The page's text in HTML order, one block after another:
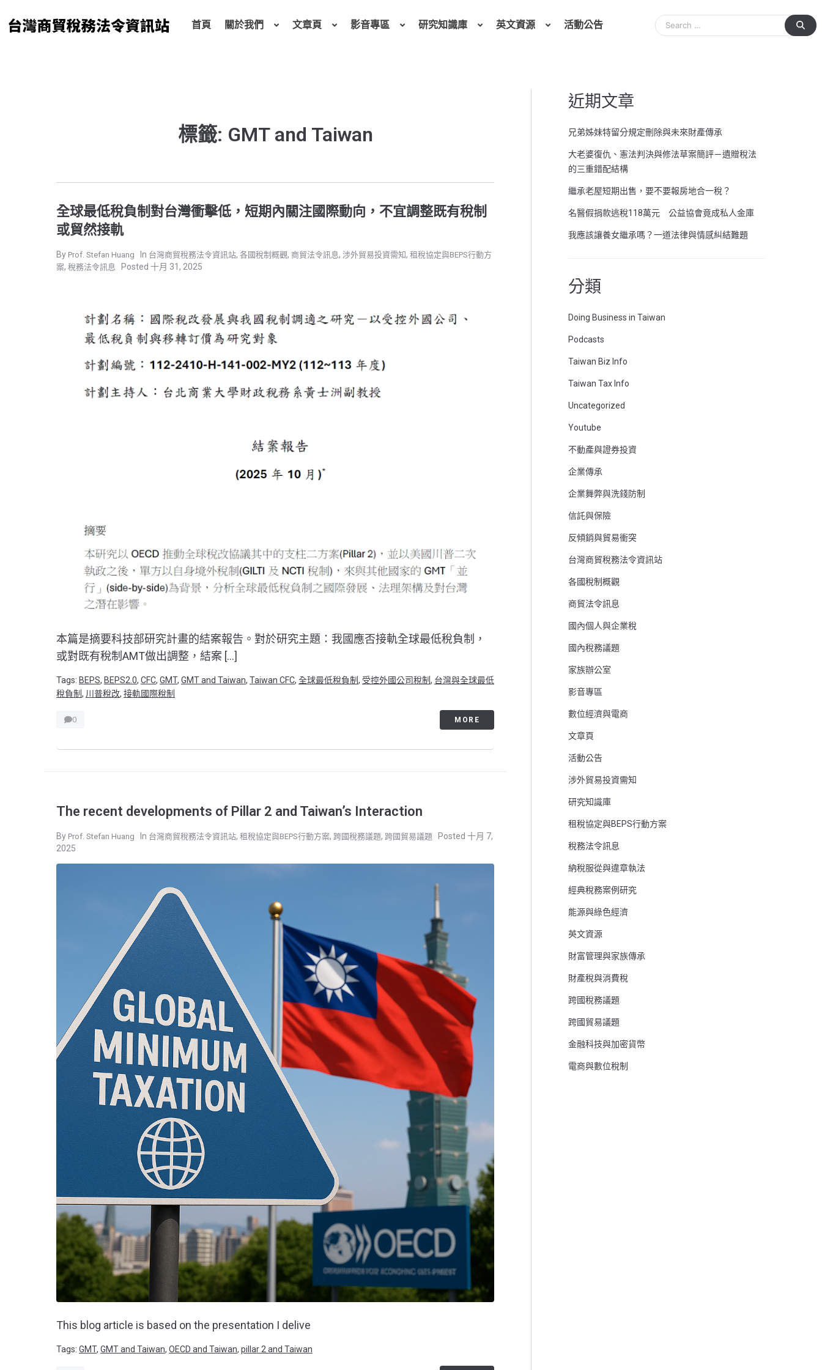
至
首頁 關於我們 文章頁 影音專區 研究知識庫 英文資源 活動公告
標籤: GMT and Taiwan
全球最低稅負制對台灣衝擊低，短期內關注國際動向，不宜調整既有稅制
或貿然接軌
Prof. Stefan Huang 台灣商貿稅務法令資訊站, 各國稅制概觀, 商貿法令訊息, 涉外貿易投資需知, 租稅協定與BEPS行動方
案, 稅務法令訊息 十月 31, 2025
本篇是摘要科技部研究計畫的結案報告。對於研究主題：我國應否接軌全球最低稅負制，
或對既有稅制AMT做出調整，結案 […]
Tags: BEPS, BEPS2.0, CFC, GMT, GMT and Taiwan, Taiwan CFC, 全球最低稅負制, 受控外國公司稅制, 台灣與全球最低
稅負制, 川普稅改, 接軌國際稅制
0 MORE
The recent developments of Pillar 2 and Taiwan’s Interaction
Prof. Stefan Huang 台灣商貿稅務法令資訊站, 租稅協定與BEPS行動方案, 跨國稅務議題, 跨國貿易議題
十月 7,
2025
This blog article is based on the presentation I delive
Tags: GMT, GMT and Taiwan, OECD and Taiwan, pillar 2 and Taiwan
近期文章
兄弟姊妹特留分規定刪除與未來財產傳承
大老婆復仇、憲法判決與修法草案簡評－遺贈稅法
的三重錯配結構
繼承老屋短期出售，要不要報房地合一稅？
名醫假捐款逃稅118萬元 公益協會竟成私人金庫
我應該讓養女繼承嗎？一道法律與情感糾結難題
分類
Doing Business in Taiwan
Podcasts
Taiwan Biz Info
Taiwan Tax Info
Uncategorized
Youtube
不動產與證券投資
企業傳承
企業舞弊與洗錢防制
信託與保險
反傾銷與貿易衝突
台灣商貿稅務法令資訊站
各國稅制概觀
商貿法令訊息
國內個人與企業稅
國內稅務議題
家族辦公室
影音專區
數位經濟與電商
文章頁
活動公告
涉外貿易投資需知
研究知識庫
租稅協定與BEPS行動方案
稅務法令訊息
納稅服從與違章執法
經典稅務案例研究
能源與綠色經濟
英文資源
財富管理與家族傳承
財產稅與消費稅
跨國稅務議題
跨國貿易議題
金融科技與加密貨幣
電商與數位稅制